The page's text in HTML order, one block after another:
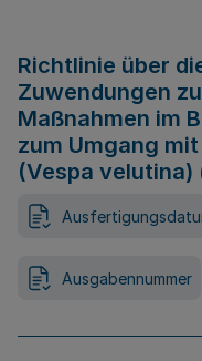
Richtlinie über
Zuwendungen
Maßnahmen im
zum Umgang
(Vespa velutina)
Ausgabennummer